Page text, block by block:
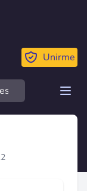
Unirme